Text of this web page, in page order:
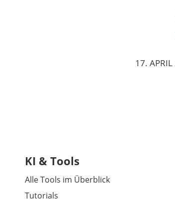
17.
KI & Tools
Alle Tools im Überblick
Tutorials